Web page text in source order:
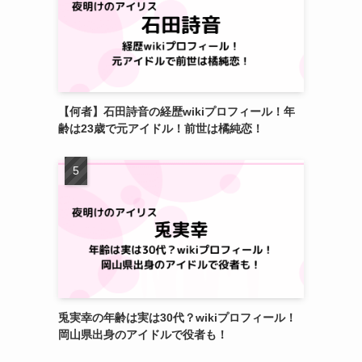
【何者】石田詩音の経歴wikiプロフィール！年
齢は23歳で元アイドル！前世は橘純恋！
兎実幸の年齢は実は30代？wikiプロフィール！
岡山県出身のアイドルで役者も！